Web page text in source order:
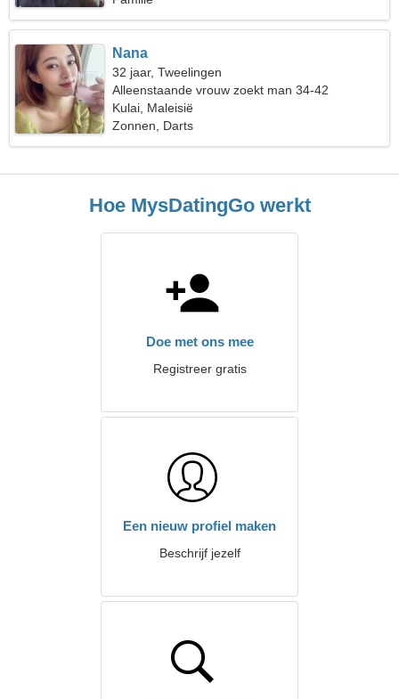
Nana
32 jaar, Tweelingen
Alleenstaande vrouw zoekt man 34-42
Kulai, Maleisië
Zonnen, Darts
Hoe MysDatingGo werkt
Doe met ons mee
Registreer gratis
Een nieuw profiel maken
Beschrijf jezelf